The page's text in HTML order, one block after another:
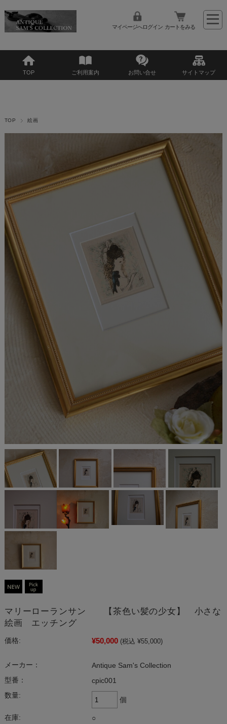
マイページへログイン カートをみる
TOP ご利用案内 お問い合せ サイトマップ
TOP 絵画
マリーローランサン 【茶色い髪の少女】 小さな
絵画 エッチング
価格: ¥50,000 (税込 ¥55,000)
メーカー：
Antique Sam's Collection
型番：
cpic001
数量:
個
在庫: ○